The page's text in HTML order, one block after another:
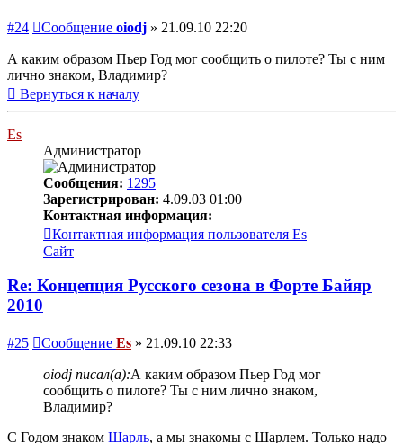
#24 Сообщение oiodj » 21.09.10 22:20
А каким образом Пьер Год мог сообщить о пилоте? Ты с ним
лично знаком, Владимир?
Вернуться к началу
Es
Администратор
Сообщения: 1295
Зарегистрирован: 4.09.03 01:00
Контактная информация:
Контактная информация пользователя Es
Сайт
Re: Концепция Русского сезона в Форте Байяр
2010
#25 Сообщение Es » 21.09.10 22:33
oiodj писал(а):А каким образом Пьер Год мог
сообщить о пилоте? Ты с ним лично знаком,
Владимир?
С Годом знаком Шарль, а мы знакомы с Шарлем. Только надо